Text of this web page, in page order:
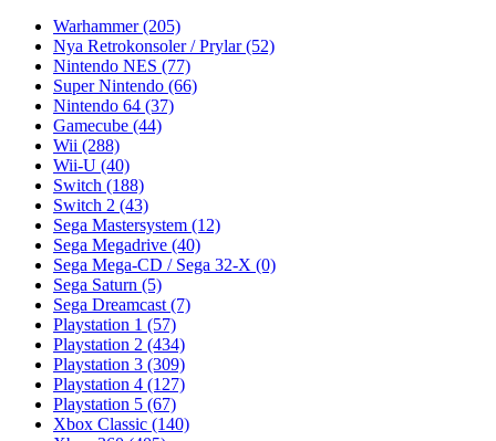
Warhammer(205)
Nya Retrokonsoler / Prylar(52)
Nintendo NES (77)
Super Nintendo (66)
Nintendo 64 (37)
Gamecube (44)
Wii (288)
Wii-U (40)
Switch (188)
Switch 2 (43)
Sega Mastersystem (12)
Sega Megadrive (40)
Sega Mega-CD / Sega 32-X (0)
Sega Saturn (5)
Sega Dreamcast (7)
Playstation 1 (57)
Playstation 2 (434)
Playstation 3 (309)
Playstation 4 (127)
Playstation 5 (67)
Xbox Classic (140)